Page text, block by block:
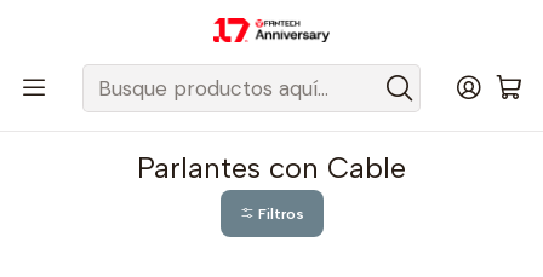
Despacho gratis a todo Chile sobre $50.000 pesos.
Fantech Esports Chile Audio y Acc. de audio
Parlantes
Parlantes con Cable
Parlantes con Cable
Filtros